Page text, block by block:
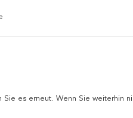
Sie es erneut. Wenn Sie